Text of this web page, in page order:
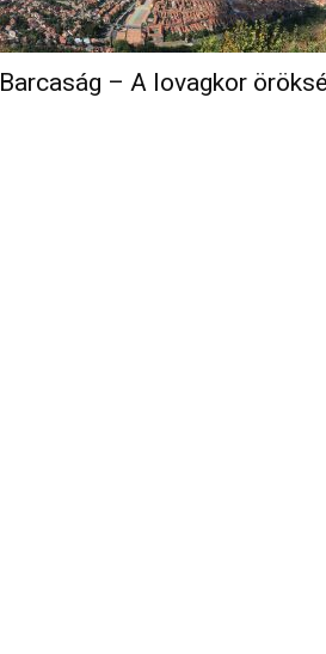
Barcaság – A lovagkor